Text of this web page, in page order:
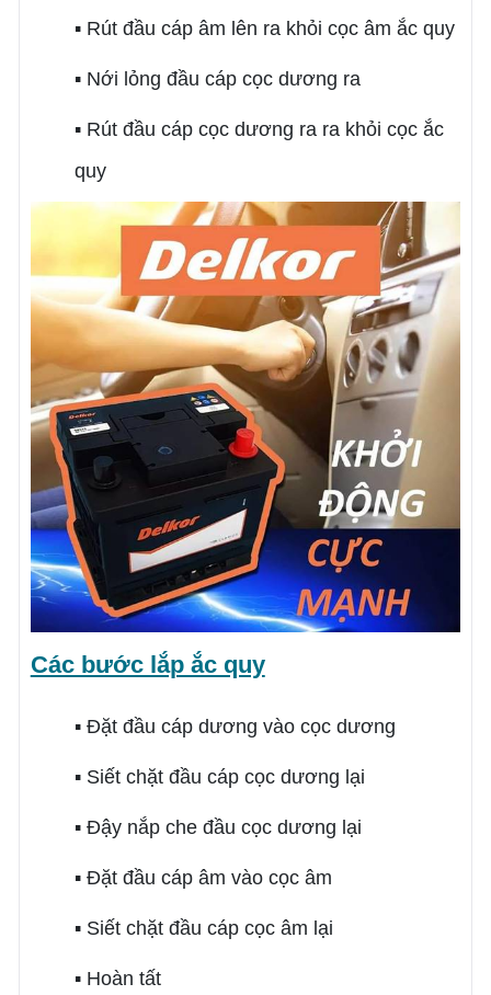
▪ Rút đầu cáp âm lên ra khỏi cọc âm ắc quy
▪ Nới lỏng đầu cáp cọc dương ra
▪ Rút đầu cáp cọc dương ra ra khỏi cọc ắc
quy
Các bước lắp ắc quy
▪ Đặt đầu cáp dương vào cọc dương
▪ Siết chặt đầu cáp cọc dương lại
▪ Đậy nắp che đầu cọc dương lại
▪ Đặt đầu cáp âm vào cọc âm
▪ Siết chặt đầu cáp cọc âm lại
▪ Hoàn tất